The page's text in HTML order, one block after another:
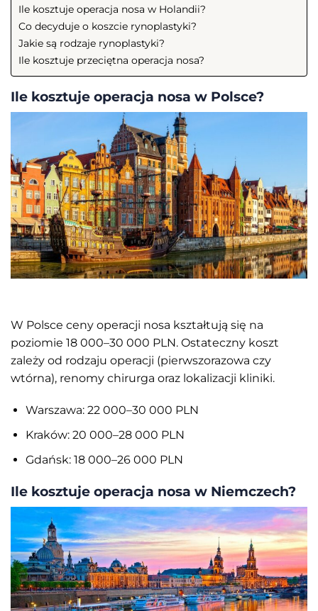
Ile kosztuje operacja nosa w Holandii?
Co decyduje o koszcie rynoplastyki?
Jakie są rodzaje rynoplastyki?
Ile kosztuje przeciętna operacja nosa?
Ile kosztuje operacja nosa w Polsce?
W Polsce ceny operacji nosa kształtują się na
poziomie 18 000–30 000 PLN. Ostateczny koszt
zależy od rodzaju operacji (pierwszorazowa czy
wtórna), renomy chirurga oraz lokalizacji kliniki.
Warszawa: 22 000–30 000 PLN
Kraków: 20 000–28 000 PLN
Gdańsk: 18 000–26 000 PLN
Ile kosztuje operacja nosa w Niemczech?